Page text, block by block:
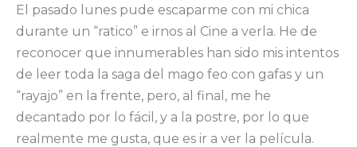
El pasado lunes pude escaparme con mi chica
durante un “ratico” e irnos al Cine a verla. He de
reconocer que innumerables han sido mis intentos
de leer toda la saga del mago feo con gafas y un
“rayajo” en la frente, pero, al final, me he
decantado por lo fácil, y a la postre, por lo que
realmente me gusta, que es ir a ver la película.